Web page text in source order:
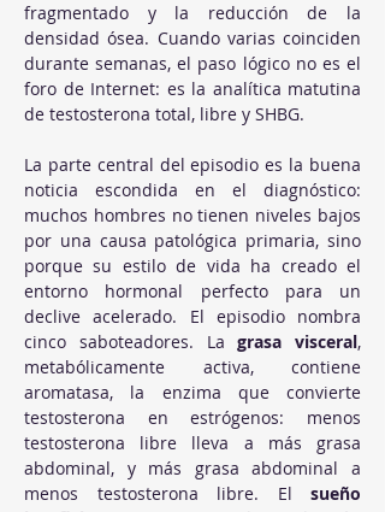
fragmentado y la reducción de la
densidad ósea. Cuando varias coinciden
durante semanas, el paso lógico no es el
foro de Internet: es la analítica matutina
de testosterona total, libre y SHBG.
La parte central del episodio es la buena
noticia escondida en el diagnóstico:
muchos hombres no tienen niveles bajos
por una causa patológica primaria, sino
porque su estilo de vida ha creado el
entorno hormonal perfecto para un
declive acelerado. El episodio nombra
cinco saboteadores. La grasa visceral,
metabólicamente activa, contiene
aromatasa, la enzima que convierte
testosterona en estrógenos: menos
testosterona libre lleva a más grasa
abdominal, y más grasa abdominal a
menos testosterona libre. El sueño